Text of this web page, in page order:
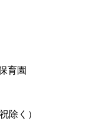
除く）